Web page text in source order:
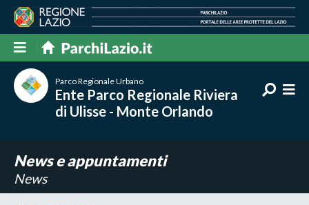
Parco Regionale Urbano
Ente Parco Regionale Riviera
di Ulisse - Monte Orlando
News e appuntamenti
News